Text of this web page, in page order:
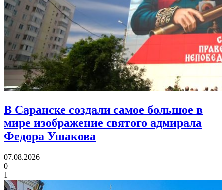
В Саранске создали самое большое в
мире изображение святого адмирала
Федора Ушакова
07.08.2026
0
1